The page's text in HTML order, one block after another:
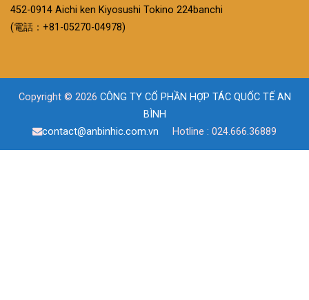
452-0914 Aichi ken Kiyosushi Tokino 224banchi
(電話：+81-05270-04978)
Copyright © 2026 CÔNG TY CỔ PHẦN HỢP TÁC QUỐC TẾ AN
BÌNH
contact@anbinhic.com.vn
Hotline : 024.666.36889